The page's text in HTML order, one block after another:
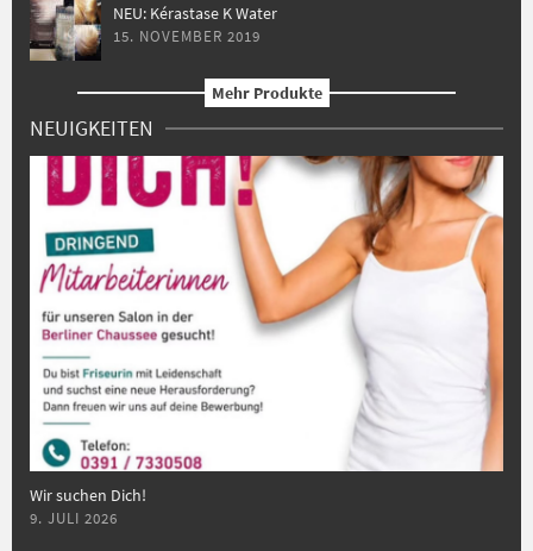
NEU: Kérastase K Water
15. NOVEMBER 2019
Mehr Produkte
NEUIGKEITEN
Wir suchen Dich!
9. JULI 2026